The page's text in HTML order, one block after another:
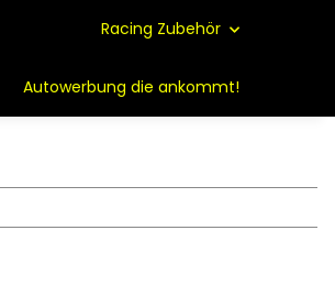
Racing Zubehör
Autowerbung die ankommt!